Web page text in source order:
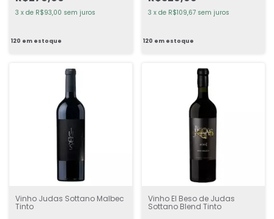
3 x de R$93,00 sem juros
120 em estoque
3 x de R$109,67 sem juros
120 em estoque
Vinho Judas Sottano Malbec
Tinto
Vinho El Beso de Judas
Sottano Blend Tinto